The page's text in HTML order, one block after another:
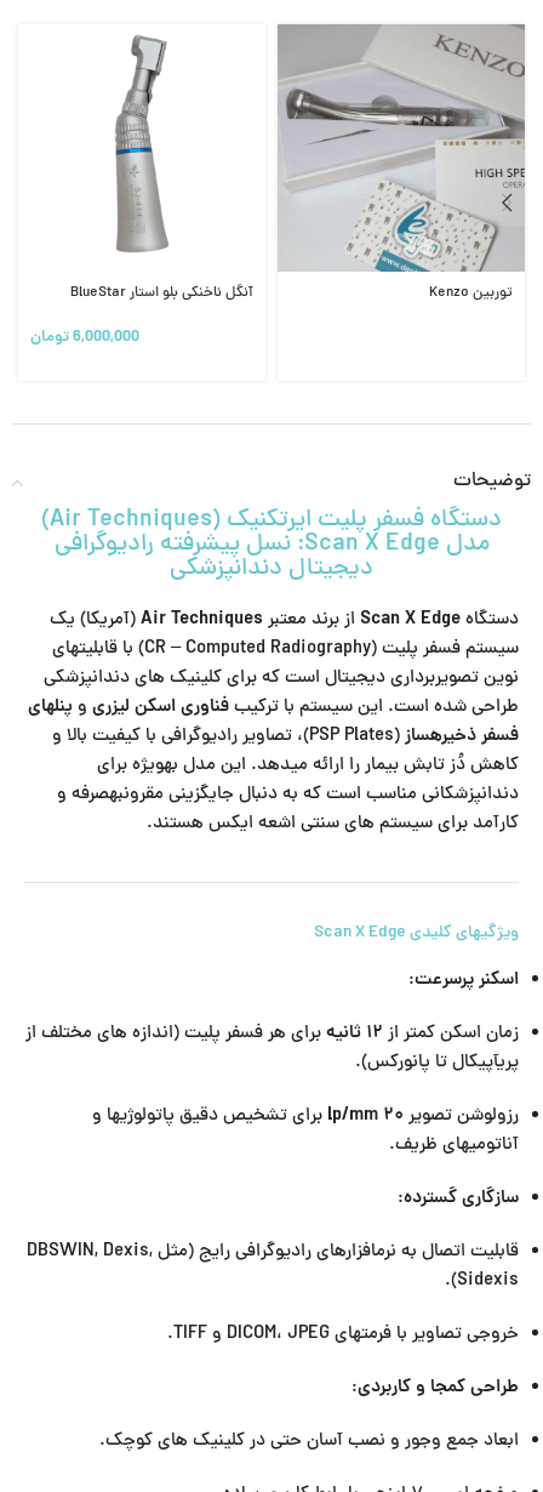
توربین Kenzo آنگل ناخنکی بلو استار BlueStar
6,000,000تومان
توضیحات
دستگاه فسفر پلیت ایرتکنیک (Air Techniques)
مدل Scan X Edge: نسل پیشرفته رادیوگرافی
دیجیتال دندانپزشکی
دستگاهScan X Edge از برند معتبر Air Techniques(آمریکا) یک
سیستم فسفر پلیت (CR – Computed Radiography) با قابلیتهای
نوین تصویربرداری دیجیتال است که برای کلینیک های دندانپزشکی
طراحی شده است. این سیستم با ترکیبفناوری اسکن لیزری و پنلهای
فسفر ذخیرهساز
(PSP Plates)، تصاویر رادیوگرافی با کیفیت بالا و
کاهش دُز تابش بیمار را ارائه میدهد. این مدل بهویژه برای
دندانپزشکانی مناسب است که به دنبال جایگزینی مقرونبهصرفه و
کارآمد برای سیستم های سنتی اشعه ایکس هستند.
ویژگیهای کلیدی Scan X Edge
اسکنر پرسرعت:
زمان اسکن کمتر از ۱۲ ثانیه
برای هر فسفر پلیت (اندازه های مختلف از
پریآپیکال تا پانورکس).
رزولوشن تصویر ۲۰ lp/mm
برای تشخیص دقیق پاتولوژیها و
آناتومیهای ظریف.
سازگاری گسترده:
قابلیت اتصال به نرمافزارهای رادیوگرافی رایج (مثل DBSWIN, Dexis,
Sidexis).
خروجی تصاویر با فرمتهای DICOM، JPEG و TIFF.
طراحی کمجا و کاربردی:
ابعاد جمع وجور و نصب آسان حتی در کلینیک های کوچک.